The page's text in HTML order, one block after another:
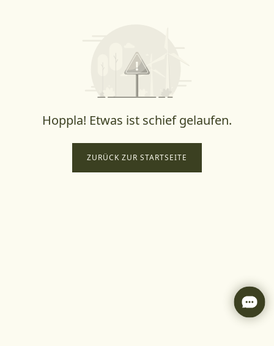
Hoppla! Etwas ist schief gelaufen.
ZURÜCK ZUR STARTSEITE